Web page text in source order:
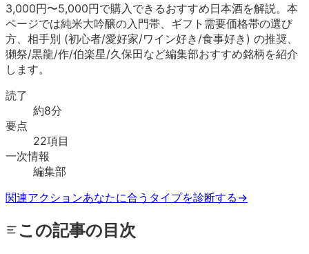
3,000円〜5,000円で購入できるおすすめ日本酒を解説。本
ページでは純米大吟醸の入門帯、ギフト需要価格帯の選び
方、相手別 (初心者/愛好家/ワイン好き/食事好き) の推奨、
獺祭/黒龍/作/伯楽星/久保田など編集部おすすめ銘柄を紹介
します。
読了
約8分
要点
22項目
一次情報
編集部
関連アクションあなたに合うタイプを診断する →
この記事の目次